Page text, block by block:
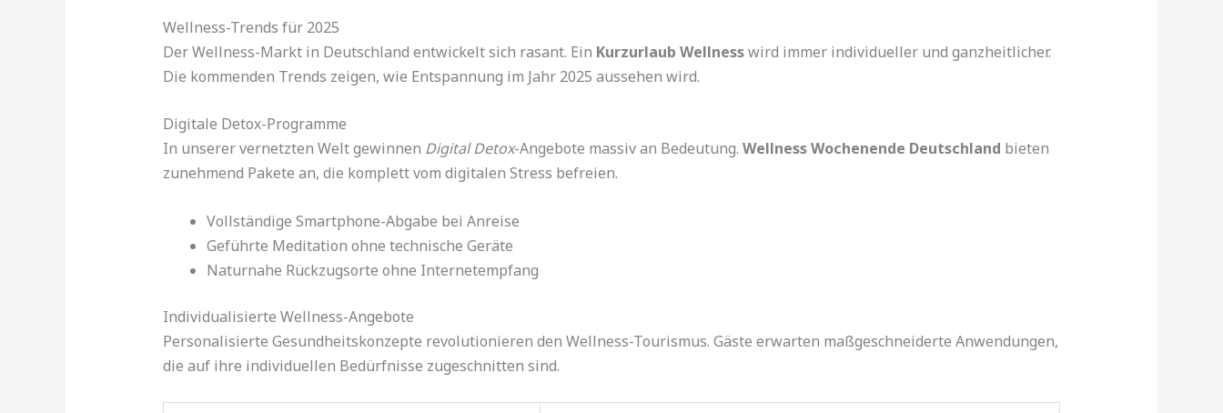
Wellness-Trends für 2025
Der Wellness-Markt in Deutschland entwickelt sich rasant. Ein Kurzurlaub Wellnesswird immer individueller und ganzheitlicher.
Die kommenden Trends zeigen, wie Entspannung im Jahr 2025 aussehen wird.
Digitale Detox-Programme
In unserer vernetzten Welt gewinnen Digital Detox-Angebote massiv an Bedeutung. Wellness Wochenende Deutschland bieten
zunehmend Pakete an, die komplett vom digitalen Stress befreien.
Vollständige Smartphone-Abgabe bei Anreise
Geführte Meditation ohne technische Geräte
Naturnahe Rückzugsorte ohne Internetempfang
Individualisierte Wellness-Angebote
Personalisierte Gesundheitskonzepte revolutionieren den Wellness-Tourismus. Gäste erwarten maßgeschneiderte Anwendungen,
die auf ihre individuellen Bedürfnisse zugeschnitten sind.